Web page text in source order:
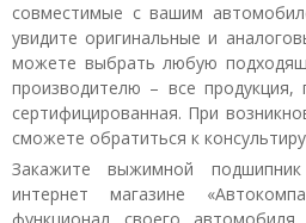
совместимые с вашим
увидите оригинальные и
можете выбрать любую
производителю – все продукция,
сертифицированная. При
сможете обратиться к
Закажите выжимной
интернет магазине